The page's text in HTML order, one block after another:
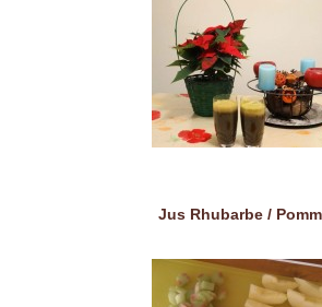
Jus Rhubarbe /